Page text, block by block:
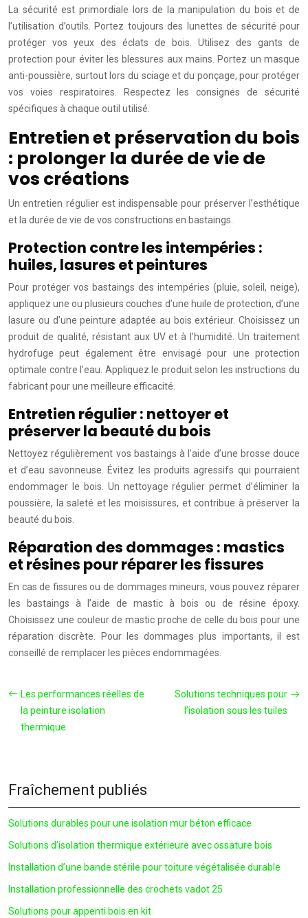
La sécurité est primordiale lors de la manipulation du bois et de
l’utilisation d’outils. Portez toujours des lunettes de sécurité pour
protéger vos yeux des éclats de bois. Utilisez des gants de
protection pour éviter les blessures aux mains. Portez un masque
anti-poussière, surtout lors du sciage et du ponçage, pour protéger
vos voies respiratoires. Respectez les consignes de sécurité
spécifiques à chaque outil utilisé.
Entretien et préservation du bois
: prolonger la durée de vie de
vos créations
Un entretien régulier est indispensable pour préserver l’esthétique
et la durée de vie de vos constructions en bastaings.
Protection contre les intempéries :
huiles, lasures et peintures
Pour protéger vos bastaings des intempéries (pluie, soleil, neige),
appliquez une ou plusieurs couches d’une huile de protection, d’une
lasure ou d’une peinture adaptée au bois extérieur. Choisissez un
produit de qualité, résistant aux UV et à l’humidité. Un traitement
hydrofuge peut également être envisagé pour une protection
optimale contre l’eau. Appliquez le produit selon les instructions du
fabricant pour une meilleure efficacité.
Entretien régulier : nettoyer et
préserver la beauté du bois
Nettoyez régulièrement vos bastaings à l’aide d’une brosse douce
et d’eau savonneuse. Évitez les produits agressifs qui pourraient
endommager le bois. Un nettoyage régulier permet d’éliminer la
poussière, la saleté et les moisissures, et contribue à préserver la
beauté du bois.
Réparation des dommages : mastics
et résines pour réparer les fissures
En cas de fissures ou de dommages mineurs, vous pouvez réparer
les bastaings à l’aide de mastic à bois ou de résine époxy.
Choisissez une couleur de mastic proche de celle du bois pour une
réparation discrète. Pour les dommages plus importants, il est
conseillé de remplacer les pièces endommagées.
Les performances réelles de
la peinture isolation
thermique
Solutions techniques pour
l’isolation sous les tuiles
Fraîchement publiés
Solutions durables pour une isolation mur béton efficace
Solutions d’isolation thermique extérieure avec ossature bois
Installation d’une bande stérile pour toiture végétalisée durable
Installation professionnelle des crochets vadot 25
Solutions pour appenti bois en kit